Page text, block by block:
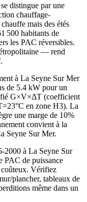
distingue par une
chauffage-
mais des étés
500 habitants de
les PAC réversibles.
— rend
à La Seyne Sur Mer
de 5.4 kW pour un
G×V×ΔT (coefficient
en zone H3). La
une marge de 10%
convient à la
Seyne Sur Mer.
2000 à La Seyne Sur
PAC de puissance
coûteux. Vérifiez
plancher, tableaux de
même dans un